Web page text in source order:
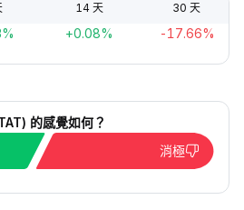
14 天 30 天
+0.08% -17.66%
的感覺如何？
消極